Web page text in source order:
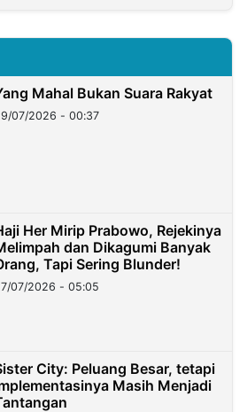
Mahal Bukan Suara Rakyat
07/2026 - 00:37
Her Mirip Prabowo, Rejekinya
dan Dikagumi Banyak
Tapi Sering Blunder!
07/2026 - 05:05
City: Peluang Besar, tetapi
Masih Menjadi